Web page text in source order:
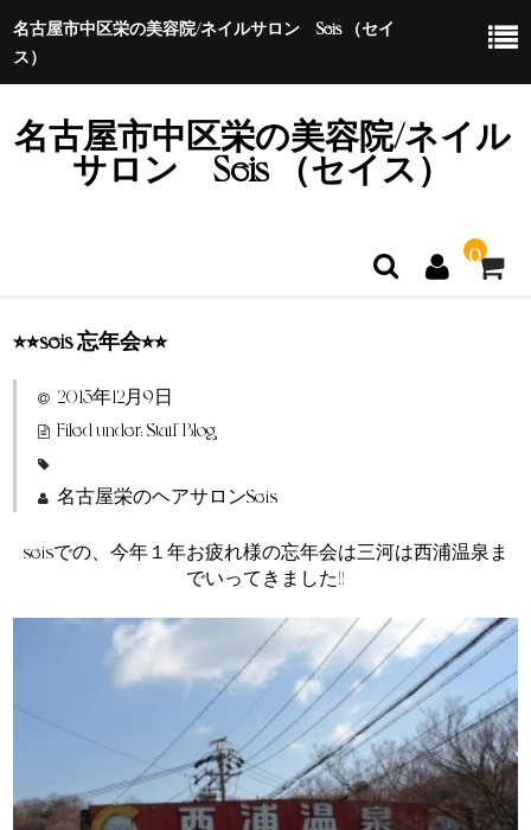
名古屋市中区栄の美容院/ネイルサロン Seis （セイ
ス）
名古屋市中区栄の美容院/ネイル
サロン Seis （セイス）
0
ホーム
特定商取引法に基づく表示
⭐︎⭐︎seis 忘年会⭐︎⭐︎
2015年12月9日
Filed under:Staff Blog
名古屋栄のヘアサロンSeis
seisでの、今年１年お疲れ様の忘年会は三河は西浦温泉ま
でいってきました!!